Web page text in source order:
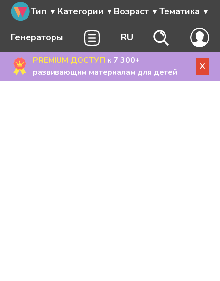
Тип Категории Возраст Тематика
Генераторы RU
PREMIUM ДОСТУП к 7 300+
развивающим материалам для детей
X